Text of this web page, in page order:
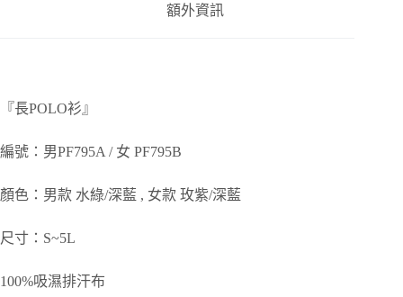
額外資訊
『長POLO衫』
編號：男PF795A / 女 PF795B
顏色：男款 水綠/深藍 , 女款 玫紫/深藍
尺寸：S~5L
100%吸濕排汗布